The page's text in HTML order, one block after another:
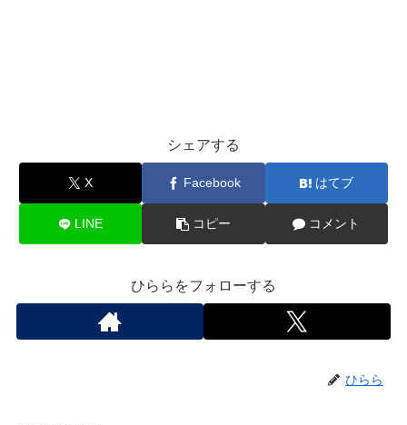
シェアする
X Facebook はてブ
LINE コピー コメント
ひららをフォローする
ひらら